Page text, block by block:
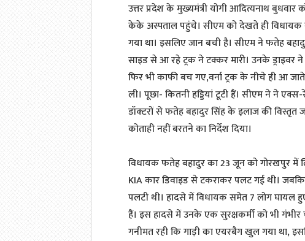
उत्तर प्रदेश के मुख्यमंत्री योगी आदित्यनाथ
केके अस्पताल पहुंचे। सीएम को देखते ही
गया था। इसलिए जान बची है। सीएम ने फतेह
साइड से आ रहे ट्रक ने टक्कर मारी। उनके ड्राइवर
फिर भी काफी बच गए,वर्ना ट्रक के नीचे ही आ
ली। पूछा- कितनी हड्डियां टूटी हैं। सीएम ने ने
डॉक्टरों से फतेह बहादुर सिंह के इलाज की विस्तृत
कोताही नहीं बरतने का निर्देश दिया।
विधायक फतेह बहादुर का 23 जून को गोरखपुर में
KIA कार डिवाइड से टकराकर पलट गई थी।
पलटी थी। हादसे में विधायक समेत 7 लोग घायल
हैं। इस हादसे में उनके एक सुरक्षकर्मी को भी
गनीमत रही कि गाड़ी का एयरबैग खुल गया था,